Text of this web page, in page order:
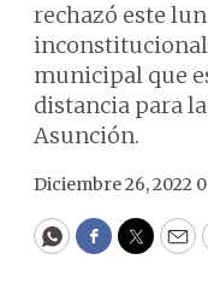
rechazó este
municipal que
distancia para
Asunción.
Diciembre 26, 2022
WhatsApp
Facebook